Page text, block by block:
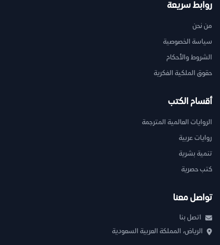
روابط سريعة
من نحن
سياسة الخصوصية
الشروط والأحكام
حقوق الملكية الفكرية
أقسام الكتب
الروايات العالمية المترجمة
روايات عربية
تنمية بشرية
كتب حصرية
تواصل معنا
اتصل بنا
الرياض، المملكة العربية السعودية